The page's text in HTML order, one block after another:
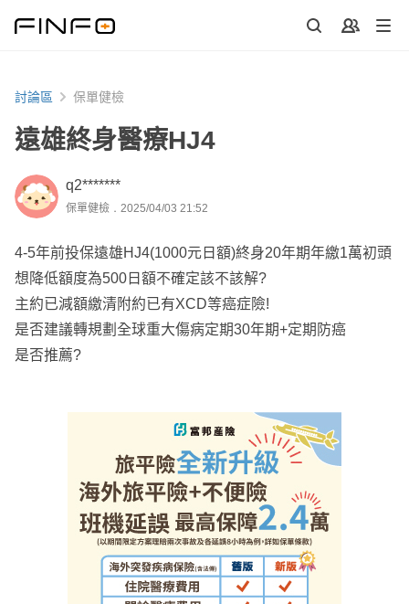
討論區 保單健檢
遠雄終身醫療HJ4
q2*******
保單健檢．2025/04/03 21:52
4-5年前投保遠雄HJ4(1000元日額)終身20年期年繳1萬初頭
想降低額度為500日額不確定該不該解?
主約已減額繳清附約已有XCD等癌症險!
是否建議轉規劃全球重大傷病定期30年期+定期防癌
是否推薦?